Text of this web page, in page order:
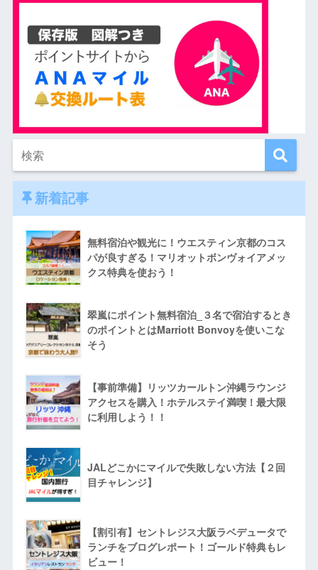
新着記事
無料宿泊や観光に！ウエスティン京都のコス
パが良すぎる！マリオットボンヴォイアメッ
クス特典を使おう！
翠嵐にポイント無料宿泊_３名で宿泊するとき
のポイントとはMarriott Bonvoyを使いこな
そう
【事前準備】リッツカールトン沖縄ラウンジ
アクセスを購入！ホテルステイ満喫！最大限
に利用しよう！！
JALどこかにマイルで失敗しない方法【２回
目チャレンジ】
【割引有】セントレジス大阪ラベデュータで
ランチをブログレポート！ゴールド特典もレ
ビュー！